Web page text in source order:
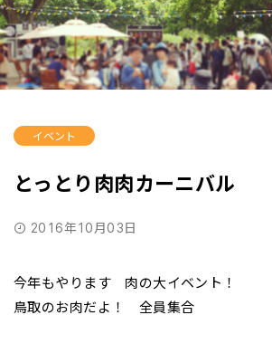
イベント
とっとり肉肉カーニバル
2016年10月03日
今年もやります 肉の大イベント！
鳥取のお肉だよ！ 全員集合